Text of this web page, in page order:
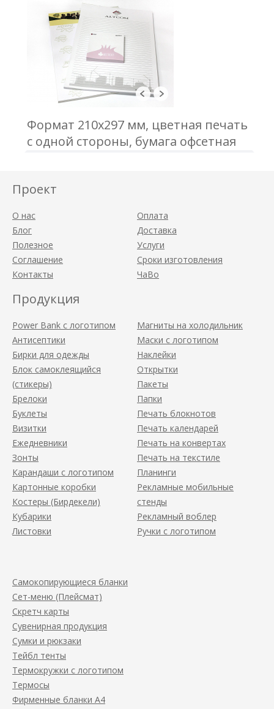
Формат 210х297 мм, цветная печать
с одной стороны, бумага офсетная
Проект
О нас
Блог
Полезное
Соглашение
Контакты
Оплата
Доставка
Услуги
Сроки изготовления
ЧаВо
Продукция
Power Bank с логотипом
Антисептики
Бирки для одежды
Блок самоклеящийся
(стикеры)
Брелоки
Буклеты
Визитки
Ежедневники
Зонты
Карандаши с логотипом
Картонные коробки
Костеры (Бирдекели)
Кубарики
Листовки
Магниты на холодильник
Маски с логотипом
Наклейки
Открытки
Пакеты
Папки
Печать блокнотов
Печать календарей
Печать на конвертах
Печать на текстиле
Планинги
Рекламные мобильные
стенды
Рекламный воблер
Ручки с логотипом
Самокопирующиеся бланки
Сет-меню (Плейсмат)
Скретч карты
Сувенирная продукция
Сумки и рюкзаки
Тейбл тенты
Термокружки с логотипом
Термосы
Фирменные бланки А4